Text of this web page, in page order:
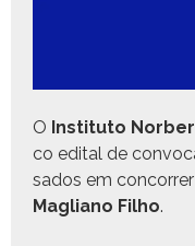
O Insti­tu­to
co edi­tal de
sa­dos em
Magliano Fil­ho.